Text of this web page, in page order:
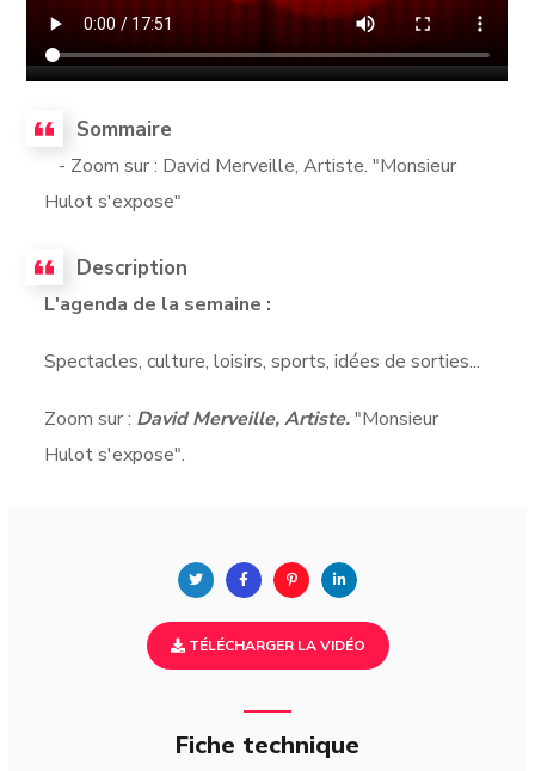
Sommaire
- Zoom sur : David Merveille, Artiste. "Monsieur
Hulot s'expose"
Description
L'agenda de la semaine :
Spectacles, culture, loisirs, sports, idées de sorties...
Zoom sur : David Merveille, Artiste."Monsieur
Hulot s'expose".
TÉLÉCHARGER LA VIDÉO
Fiche technique